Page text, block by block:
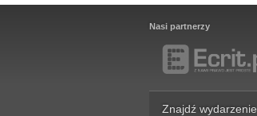
Nasi partnerzy
Znajdź wydarzenie